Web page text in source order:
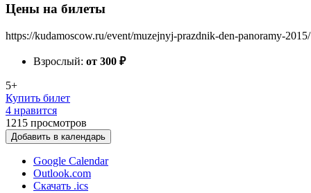
Цены на билеты
https://kudamoscow.ru/event/muzejnyj-prazdnik-den-panoramy-2015/
Взрослый: от 300 ₽
5+
Купить билет
4 нравится
1215 просмотров
Добавить в календарь
Google Calendar
Outlook.com
Скачать .ics